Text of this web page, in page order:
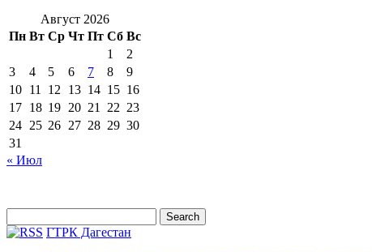
Август 2026
Пн Вт Ср Чт Пт Сб Вс
1
2
3
4 5 6 7 8
9
10 11 12 13 14 15 16
17 18 19 20 21 22 23
24 25 26 27 28 29 30
31
« Июл
ГТРК Дагестан